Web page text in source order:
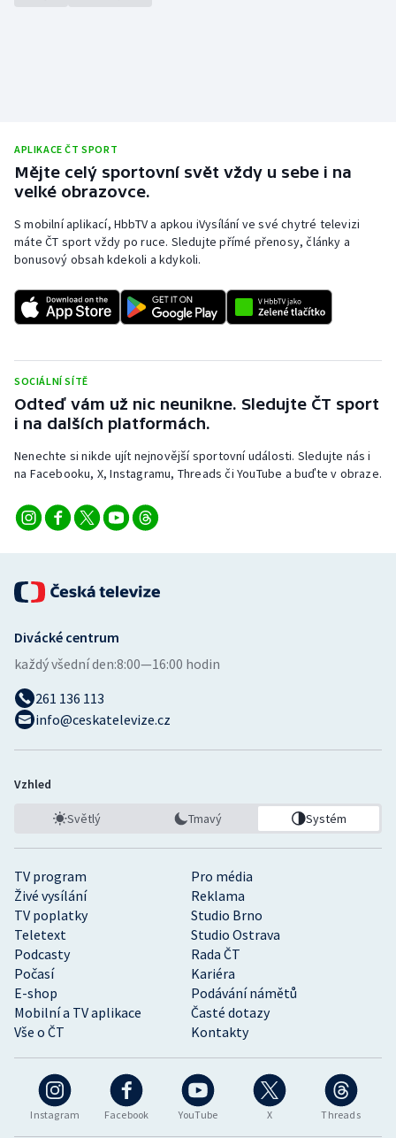
APLIKACE ČT SPORT
Mějte celý sportovní svět vždy u sebe i na
velké obrazovce.
S mobilní aplikací, HbbTV a apkou iVysílání ve své chytré televizi
máte ČT sport vždy po ruce. Sledujte přímé přenosy, články a
bonusový obsah kdekoli a kdykoli.
SOCIÁLNÍ SÍTĚ
Odteď vám už nic neunikne. Sledujte ČT sport
i na dalších platformách.
Nenechte si nikde ujít nejnovější sportovní události. Sledujte nás i
na Facebooku, X, Instagramu, Threads či YouTube a buďte v obraze.
Instagram Facebook YouTube X Threads
TV program
Pro média
Živé vysílání
Reklama
TV poplatky
Studio Brno
Teletext
Studio Ostrava
Podcasty
Rada ČT
Počasí
Kariéra
E-shop
Podávání námětů
Mobilní a TV aplikace
Časté dotazy
Vše o ČT
Kontakty
Divácké centrum
každý všední den:8:00—16:00 hodin
261 136 113
info@ceskatelevize.cz
Vzhled
Světlý Tmavý Systém